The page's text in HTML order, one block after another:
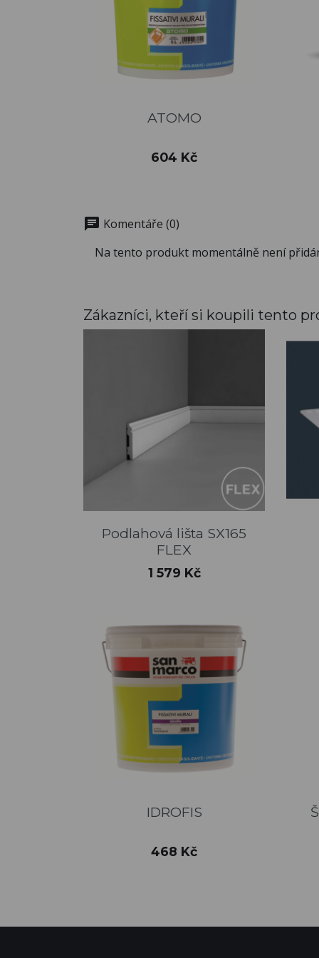
Rychlý náhled
ATOMO
Cena
604 Kč
chat Komentáře (0)
Na tento produkt momentálně není
Zákazníci, kteří si koupili tento
Rychlý náhled
Podlahová lišta SX165
FLEX
Cena
1 579 Kč
Rychlý náhled
IDROFIS
Cena
468 Kč